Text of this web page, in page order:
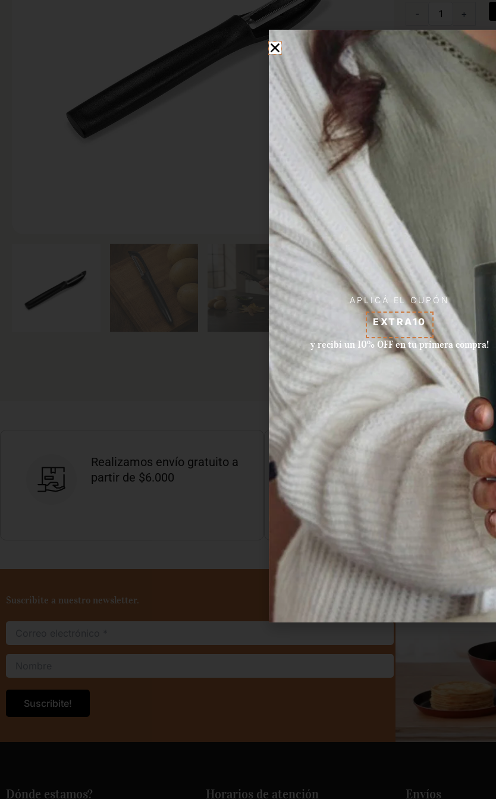
-
20.2x6.2x1.7
+
L00835 Categories
Realizamos envío gratuito a
partir de $6.000
Aceptamos pagos con tarjeta
de crédito, débito, efectivo, y
dinero disponible en Mercado
Suscribite a nuestro newsletter.
Dónde estamos? Horarios de atención Envíos
APLICÁ EL CUPÓN
EXTRA10
y recibí un 10% OFF en tu primera compra!